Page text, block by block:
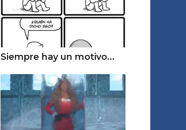
Siempre hay un motivo...